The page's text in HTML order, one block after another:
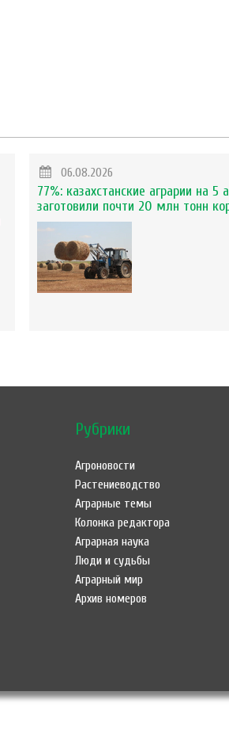
06.08.2026
77%: казахстанские аграрии на 5
заготовили почти 20 млн тонн
Рубрики
Агроновости
Растениеводство
Аграрные темы
Колонка редактора
Аграрная наука
Люди и судьбы
Аграрный мир
Архив номеров